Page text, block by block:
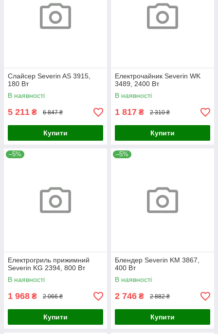
Cлайсер Severin AS 3915,
180 Вт
В наявності
5 211 ₴ 6 847 ₴
Купити
Електрочайник Severin WK
3489, 2400 Вт
В наявності
1 817 ₴ 2 310 ₴
Купити
–5%
Електрогриль прижимний
Severin KG 2394, 800 Вт
В наявності
1 968 ₴ 2 066 ₴
Купити
–5%
Блендер Severin KM 3867,
400 Вт
В наявності
2 746 ₴ 2 882 ₴
Купити